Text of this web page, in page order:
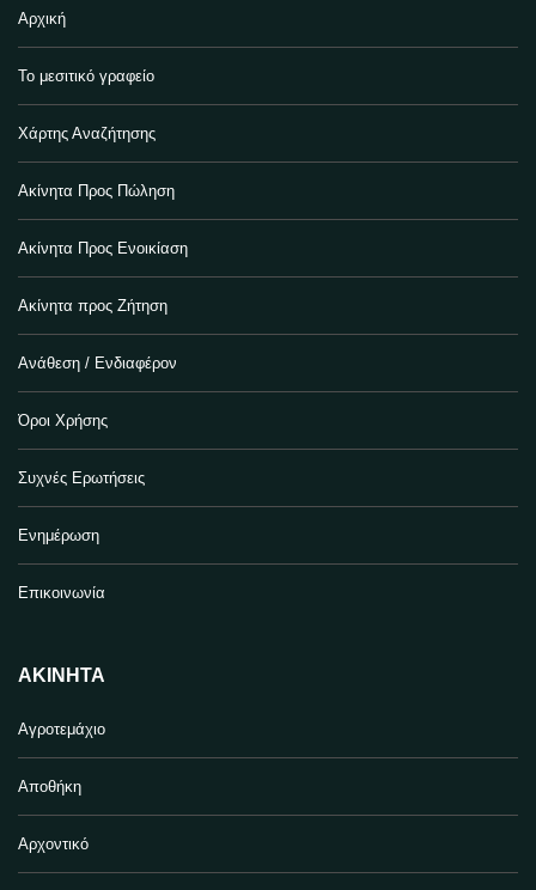
Αρχική
Το μεσιτικό γραφείο
Χάρτης Αναζήτησης
Ακίνητα Προς Πώληση
Ακίνητα Προς Ενοικίαση
Ακίνητα προς Ζήτηση
Ανάθεση / Ενδιαφέρον
Όροι Χρήσης
Συχνές Ερωτήσεις
Ενημέρωση
Επικοινωνία
ΑΚΊΝΗΤΑ
Αγροτεμάχιο
Αποθήκη
Αρχοντικό